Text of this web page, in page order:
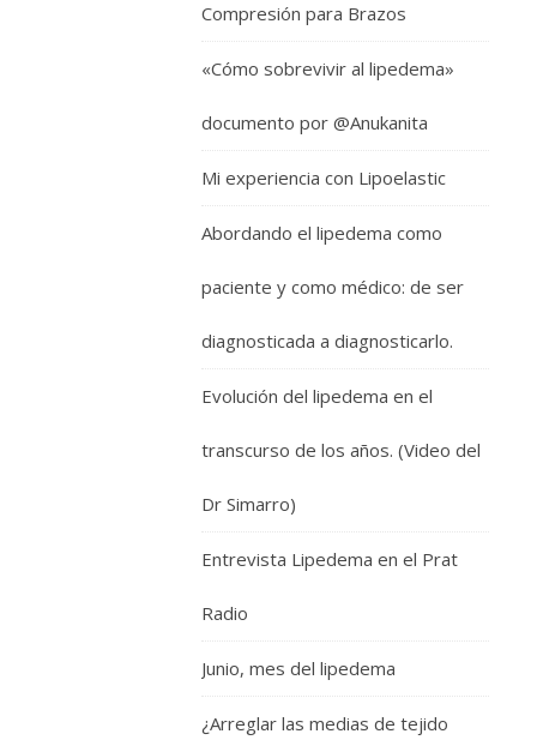
Compresión para Brazos
«Cómo sobrevivir al lipedema»
documento por @Anukanita
Mi experiencia con Lipoelastic
Abordando el lipedema como
paciente y como médico: de ser
diagnosticada a diagnosticarlo.
Evolución del lipedema en el
transcurso de los años. (Video del
Dr Simarro)
Entrevista Lipedema en el Prat
Radio
Junio, mes del lipedema
¿Arreglar las medias de tejido